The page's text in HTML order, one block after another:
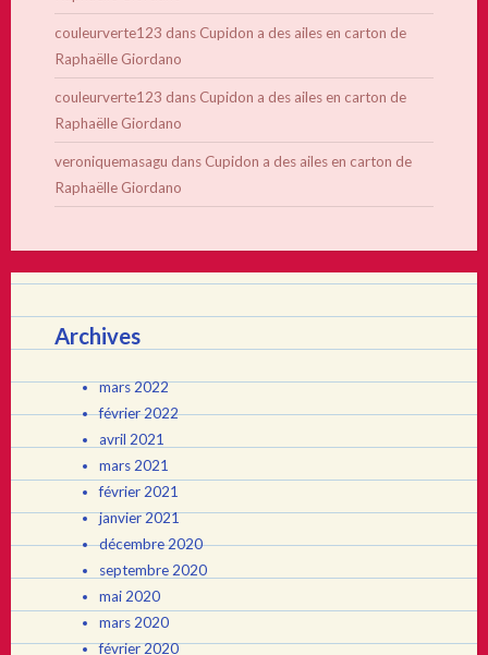
couleurverte123 dans Cupidon a des ailes en carton de
Raphaëlle Giordano
couleurverte123 dans Cupidon a des ailes en carton de
Raphaëlle Giordano
veroniquemasagu dans Cupidon a des ailes en carton de
Raphaëlle Giordano
Archives
mars 2022
février 2022
avril 2021
mars 2021
février 2021
janvier 2021
décembre 2020
septembre 2020
mai 2020
mars 2020
février 2020